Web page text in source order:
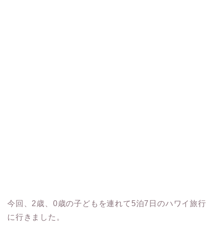
今回、2歳、0歳の子どもを連れて5泊7日のハワイ旅行
に行きました。